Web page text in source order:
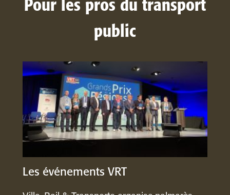
Pour les pros du transport
public
Les événements VRT